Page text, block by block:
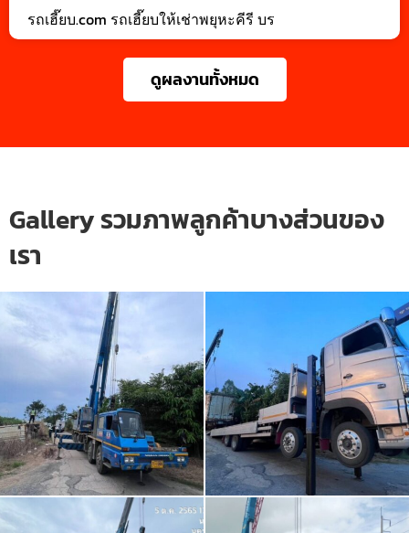
รถเฮี๊ยบ.com รถเฮี๊ยบให้เช่าพยุหะคีรี บร
ดูผลงานทั้งหมด
Gallery รวมภาพลูกค้าบางส่วนของ
เรา